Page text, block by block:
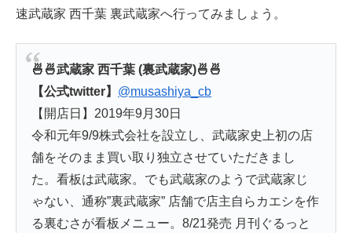
速武蔵家 西千葉 裏武蔵家へ行ってみましょう。
🍜🍜武蔵家 西千葉 (裏武蔵家)🍜🍜
【公式twitter】 @musashiya_cb
【開店日】2019年9月30日
令和元年9/9株式会社を設立し、武蔵家史上初の店
舗をそのまま買い取り独立させていただきまし
た。看板は武蔵家。でも武蔵家のようで武蔵家じ
ゃない、通称”裏武蔵家” 店舗で店主自らカエシを作
る裏むさが看板メニュー。8/21発売 月刊ぐるっと